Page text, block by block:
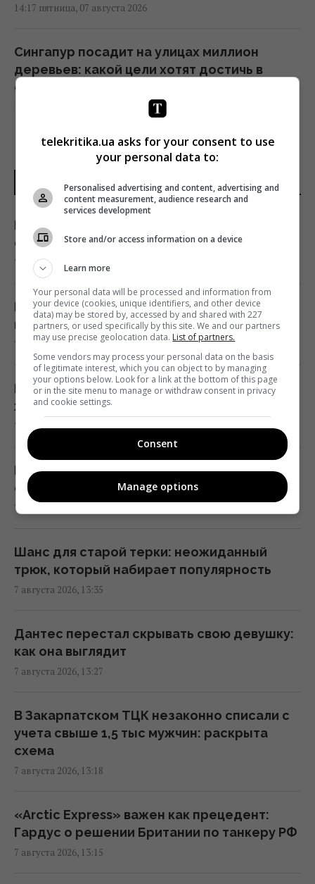
14:17 пятница, 07 августа 2026
Сингапур посадит на улицах миллион
деревьев: какой цели хотят достичь в
стране
"Укрзализныця" меняет маршруты поездов
из-за ситуации с безопасностью: как
теперь доехать
14:14 пятница, 07 августа 2026
Козлы-предатели помогли уничтожить
своих сородичей на целом архипелаге
14:10 пятница, 07 августа 2026
Мужчина спас измученного жаждой аиста
во время 40-градусной жары:
трогательное видео
14:00 пятница, 07 августа 2026
Зачем оставлять салфетку на полу:
простой трюк для кухни
13:54 пятница, 07 августа 2026
В Украине стремительно дорожает
13:51 пятница, 07 августа 2026
Люди постоянно перебивают других не из-
13:31 пятница, 07 августа 2026
Не Galaxy и не Pixel: эксперты назвали
13:30 пятница, 07 августа 2026
Согласно фэн-шуй, эти ошибки в спальне
мешают отдыху: как улучшить сон
Что означает белый налет на сливах:
эксперты объяснили, для чего он нужен
ПОСЛЕДНИЕ НОВОСТИ
Виктория Бекхэм показала идеальную
фигуру после новой драмы с сыном
7 августа 2026, 14:35
Во время ремонта в доме 1916 года нашли
нечто необычное: что спрятали
7 августа 2026, 14:17
Почему 8 августа нельзя жаловаться на
жизнь: какой церковный праздник
7 августа 2026, 14:12
Польша пытается оставить украинцев у
себя: эксперт назвал причину
7 августа 2026, 13:36
Шанс для старой терки: неожиданный
трюк, который набирает популярность
7 августа 2026, 13:35
Дантес перестал скрывать свою девушку:
как она выглядит
7 августа 2026, 13:27
В Закарпатском ТЦК незаконно списали с
учета свыше 1,5 тыс мужчин: раскрыта
схема
7 августа 2026, 13:18
«Arctic Express» важен как прецедент:
Гардус о решении Британии по танкеру РФ
7 августа 2026, 13:15
telekritika.ua asks for your consent to use
your personal data to:
Personalised advertising and content, advertising and
content measurement, audience research and
services development
Store and/or access information on a device
Learn more
Your personal data will be processed and information from
your device (cookies, unique identifiers, and other device
data) may be stored by, accessed by and shared with 227
partners, or used specifically by this site. We and our partners
may use precise geolocation data. List of partners.
Some vendors may process your personal data on the basis
of legitimate interest, which you can object to by managing
your options below. Look for a link at the bottom of this page
or in the site menu to manage or withdraw consent in privacy
and cookie settings.
Consent
Manage options